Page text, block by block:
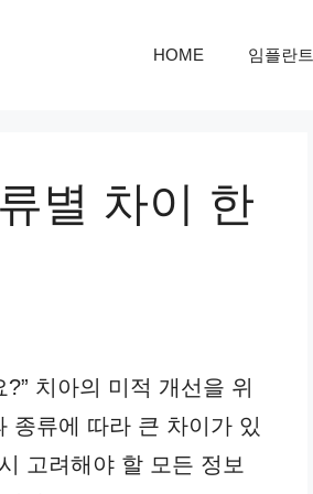
HOME 임플란트
별 차이 한
치아의 미적 개선을 위
종류에 따라 큰 차이가 있
고려해야 할 모든 정보